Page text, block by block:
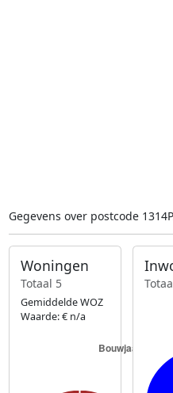
Gegevens over postcode
Woningen
Totaal 5
Gemiddelde WOZ
Waarde: € n/a